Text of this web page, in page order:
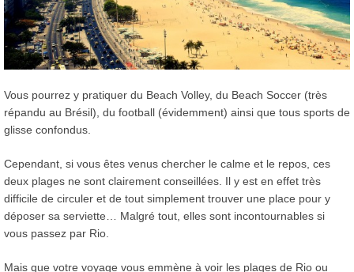
Vous pourrez y pratiquer du Beach Volley, du Beach Soccer (très
répandu au Brésil), du football (évidemment) ainsi que tous sports de
glisse confondus.
Cependant, si vous êtes venus chercher le calme et le repos, ces
deux plages ne sont clairement conseillées. Il y est en effet très
difficile de circuler et de tout simplement trouver une place pour y
déposer sa serviette… Malgré tout, elles sont incontournables si
vous passez par Rio.
Mais que votre voyage vous emmène à voir les plages de Rio ou